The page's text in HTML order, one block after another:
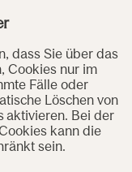
dass Sie über das
Cookies nur im
Fälle oder
Löschen von
aktivieren. Bei der
kann die
sein.